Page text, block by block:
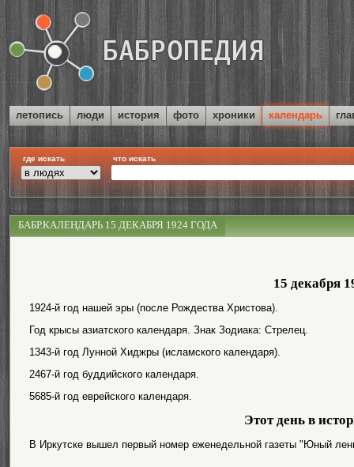
летопись люди история фото хроники календарь
где искать что искать
БАБР.КАЛЕНДАРЬ 15 ДЕКАБРЯ 1924 ГОДА
15 декабря
1924-й год нашей эры (после Рождества Христова).
Год крысы азиатского календаря. Знак Зодиака: Стрелец.
1343-й год Лунной Хиджры (исламского календаря).
2467-й год буддийского календаря.
5685-й год еврейского календаря.
Этот день в
В Иркутске вышел первый номер еженедельной газеты "Юный